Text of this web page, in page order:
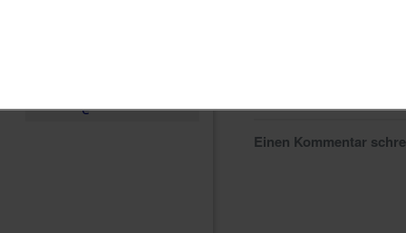
e
Einen Kommentar